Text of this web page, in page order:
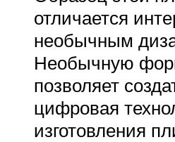
отличается
необычным
Необычную
позволяет
цифровая
изготовления